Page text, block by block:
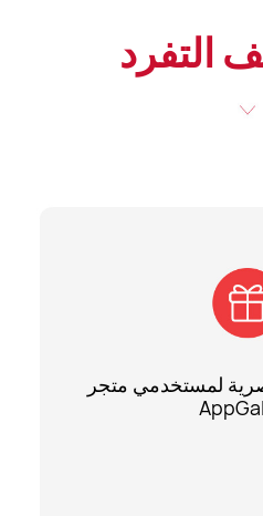
التفرد
لمستخدمي متجر